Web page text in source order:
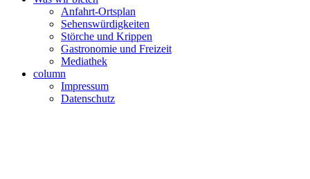
Anfahrt-Ortsplan
Sehenswürdigkeiten
Störche und Krippen
Gastronomie und Freizeit
Mediathek
column
Impressum
Datenschutz